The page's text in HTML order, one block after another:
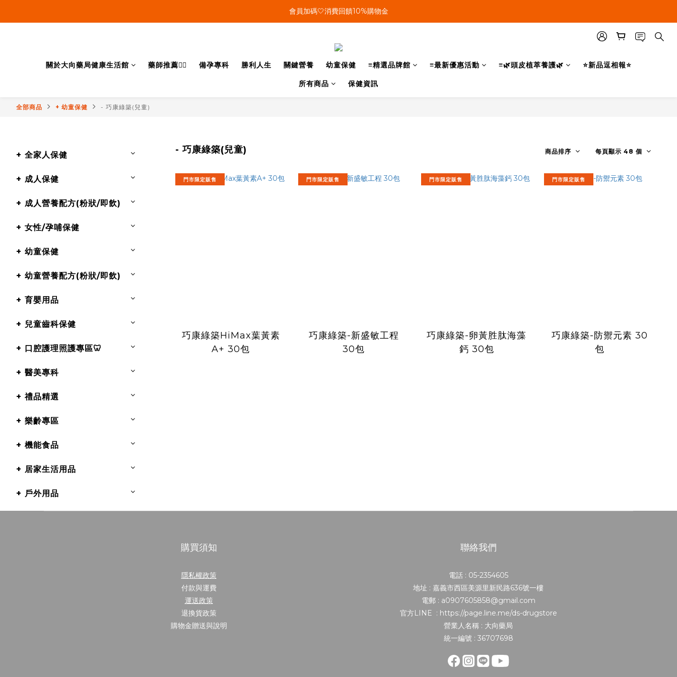
單筆結帳金額滿899🤍超取/郵寄免運費
會員加碼🤍消費回饋10%購物金
關於大向藥局健康生活館 藥師推薦👨‍⚕️ 備孕專科 勝利人生 關鍵營養 幼童保健 ≡精選品牌館 ≡最新優惠活動 ≡🌿頭皮植萃養護🌿 ⭐新品逗相報⭐
所有商品 保健資訊
全部商品 + 幼童保健 - 巧康綠築(兒童)
+ 全家人保健
+ 成人保健
+ 成人營養配方(粉狀/即飲)
+ 女性/孕哺保健
+ 幼童保健
+ 幼童營養配方(粉狀/即飲)
+ 育嬰用品
+ 兒童齒科保健
+ 口腔護理照護專區🦷
+ 醫美專科
+ 禮品精選
+ 樂齡專區
+ 機能食品
+ 居家生活用品
+ 戶外用品
- 巧康綠築(兒童) 商品排序 每頁顯示 48 個
門市限定販售
巧康綠築HiMax葉黃素
A+ 30包
門市限定販售
巧康綠築-新盛敏工程
30包
門市限定販售
巧康綠築-卵黃胜肽海藻
鈣 30包
門市限定販售
巧康綠築-防禦元素 30
包
購買須知
隱私權政策
付款與運費
運送政策
退換貨政策
購物金贈送與說明
聯絡我們
電話 : 05-2354605
地址 : 嘉義市西區美源里新民路636號一樓
電郵 : a0907605858@gmail.com
官方LINE : https://page.line.me/ds-drugstore
營業人名稱 : 大向藥局
統一編號 : 36707698